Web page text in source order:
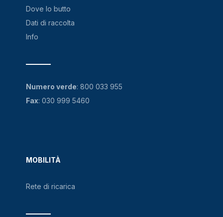
Dove lo butto
Dati di raccolta
Info
MOBILITÀ
Rete di ricarica
Numero verde: 800 033 955
Fax: 030 999 5460